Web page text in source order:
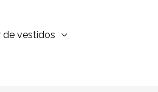
de vestidos